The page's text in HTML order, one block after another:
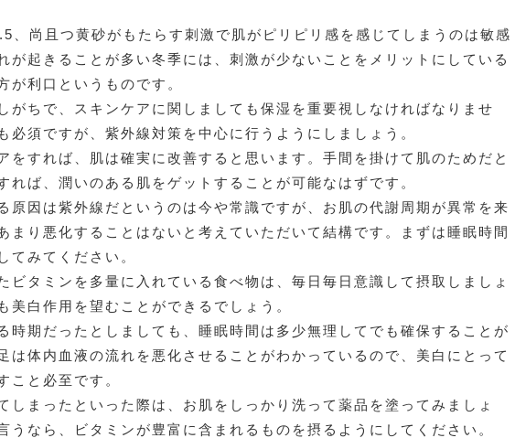
、尚且つ黄砂がもたらす刺激で肌がピリピリ感を感じてしまうのは敏感
が起きることが多い冬季には、刺激が少ないことをメリットにしている
が利口というものです。
がちで、スキンケアに関しましても保湿を重要視しなければなりませ
必須ですが、紫外線対策を中心に行うようにしましょう。
をすれば、肌は確実に改善すると思います。手間を掛けて肌のためだと
れば、潤いのある肌をゲットすることが可能なはずです。
原因は紫外線だというのは今や常識ですが、お肌の代謝周期が異常を来
まり悪化することはないと考えていただいて結構です。まずは睡眠時間
てみてください。
ビタミンを多量に入れている食べ物は、毎日毎日意識して摂取しましょ
美白作用を望むことができるでしょう。
時期だったとしましても、睡眠時間は多少無理してでも確保することが
は体内血液の流れを悪化させることがわかっているので、美白にとって
こと必至です。
しまったといった際は、お肌をしっかり洗って薬品を塗ってみましょ
うなら、ビタミンが豊富に含まれるものを摂るようにしてください。